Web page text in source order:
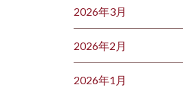
2026年3月
2026年2月
2026年1月